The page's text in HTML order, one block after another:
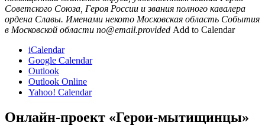
Советского Союза, Героя России и звания полного кавалера
ордена Славы. Именами некото Московская область События
в Московской области no@email.provided Add to Calendar
iCalendar
Google Calendar
Outlook
Outlook Online
Yahoo! Calendar
Онлайн-проект «Герои-мытищинцы»